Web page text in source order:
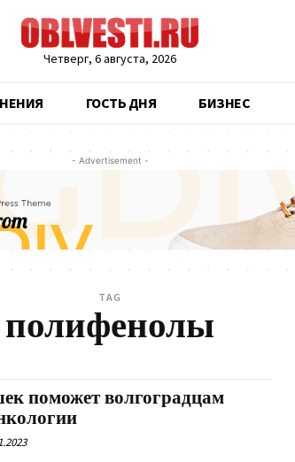
Четверг, 6 августа, 2026
ГОСТЬ ДНЯ БИЗНЕС
- Advertisement -
TAG
полифенолы
поможет волгоградцам